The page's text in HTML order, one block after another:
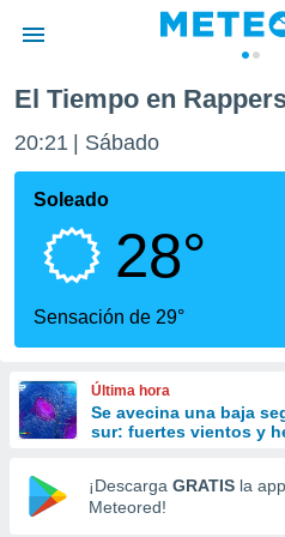
de
por
que se
calidad.
a este
las
y
forma
digital
basada
El Tiempo en
20:21 Sábado
Soleado
28°
Sensación de 29°
Última hora
Se avecina una baja
sur: fuertes vientos y
¡Descarga GRATIS la
Meteored!